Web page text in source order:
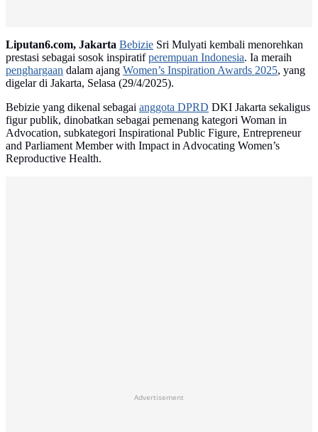
Liputan6.com, Jakarta Bebizie Sri Mulyati kembali menorehkan
prestasi sebagai sosok inspiratifperempuan Indonesia. Ia meraih
penghargaan dalam ajang Women’s Inspiration Awards 2025, yang
digelar di Jakarta, Selasa (29/4/2025).
Bebizie yang dikenal sebagai anggota DPRD DKI Jakarta sekaligus
figur publik, dinobatkan sebagai pemenang kategori Woman in
Advocation, subkategori Inspirational Public Figure, Entrepreneur
and Parliament Member with Impact in Advocating Women’s
Reproductive Health.
Advertisement